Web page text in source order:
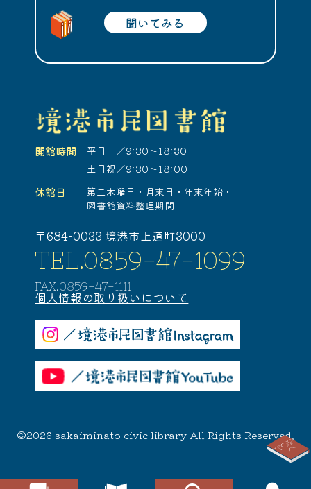
開館時間
平日 ／9:30～18:30
土日祝／9:30～18:00
休館日 第二木曜日・ 月末日・ 年末年始・
図書館資料整理期間
〒684-0033 境港市上道町3000
TEL.0859-47-1099
FAX.0859-47-1111
個人情報の取り扱いについて
聞いてみる
©2026 sakaiminato civic library All Rights Reserved.